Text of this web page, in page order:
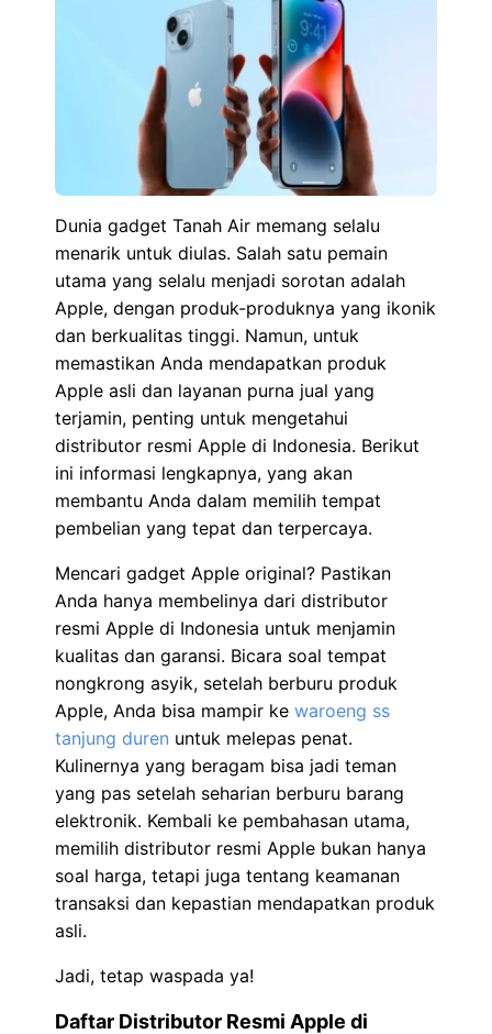
Dunia gadget Tanah Air memang selalu
menarik untuk diulas. Salah satu pemain
utama yang selalu menjadi sorotan adalah
Apple, dengan produk-produknya yang ikonik
dan berkualitas tinggi. Namun, untuk
memastikan Anda mendapatkan produk
Apple asli dan layanan purna jual yang
terjamin, penting untuk mengetahui
distributor resmi Apple di Indonesia. Berikut
ini informasi lengkapnya, yang akan
membantu Anda dalam memilih tempat
pembelian yang tepat dan terpercaya.
Mencari gadget Apple original? Pastikan
Anda hanya membelinya dari distributor
resmi Apple di Indonesia untuk menjamin
kualitas dan garansi. Bicara soal tempat
nongkrong asyik, setelah berburu produk
Apple, Anda bisa mampir ke waroeng ss
tanjung duren untuk melepas penat.
Kulinernya yang beragam bisa jadi teman
yang pas setelah seharian berburu barang
elektronik. Kembali ke pembahasan utama,
memilih distributor resmi Apple bukan hanya
soal harga, tetapi juga tentang keamanan
transaksi dan kepastian mendapatkan produk
asli.
Jadi, tetap waspada ya!
Daftar Distributor Resmi Apple di